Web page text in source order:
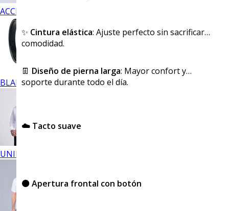
ACCESORIOS
BLANCOS
UNIFORMES
✨ Cintura elástica: Ajuste perfecto sin sacrificar
comodidad.
👖 Diseño de pierna larga: Mayor confort y
soporte durante todo el día.
☁️ Tacto suave
⚫ Apertura frontal con botón